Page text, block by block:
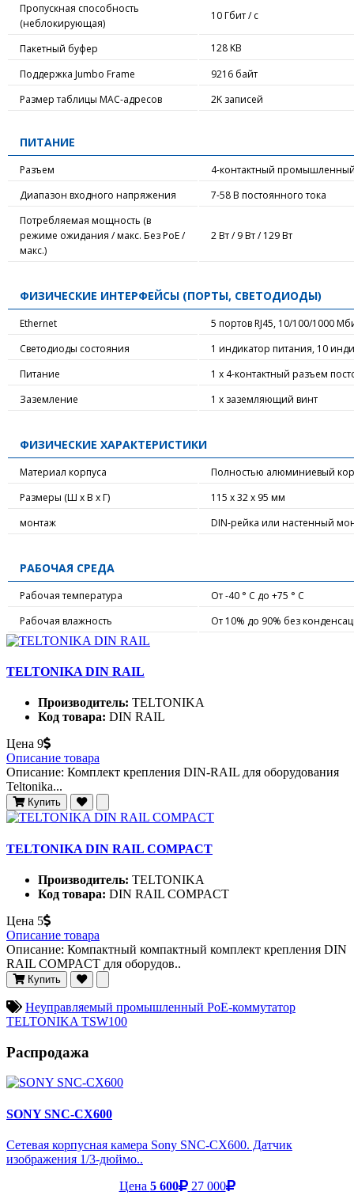
Пропускная способность
(неблокирующая)
10 Гбит / с
Пакетный буфер
128 KB
Поддержка Jumbo Frame
9216 байт
Размер таблицы MAC-адресов
2K записей
ПИТАНИЕ
Разъем
4-контактный
Диапазон входного напряжения
7-58 В постоянного тока
Потребляемая мощность (в
режиме ожидания / макс. Без PoE /
макс.)
2 Вт / 9 Вт / 129 Вт
ФИЗИЧЕСКИЕ ИНТЕРФЕЙСЫ (ПОРТЫ, СВЕТОДИОДЫ)
Ethernet
5 портов RJ45, 10/100/1000
Светодиоды состояния
1 индикатор питания, 10
Питание
1 х 4-контактный разъем
Заземление
1 х заземляющий винт
ФИЗИЧЕСКИЕ ХАРАКТЕРИСТИКИ
Материал корпуса
Полностью алюминиевый
Размеры (Ш х В х Г)
115 х 32 х 95 мм
монтаж
DIN-рейка или настенный
РАБОЧАЯ СРЕДА
Рабочая температура
От -40 ° C до +75 ° C
Рабочая влажность
От 10% до 90% без
TELTONIKA DIN RAIL
Производитель: TELTONIKA
Код товара: DIN RAIL
Цена 9
Описание товара
Описание: Комплект крепления DIN-RAIL для оборудования
Teltonika...
Купить
TELTONIKA DIN RAIL COMPACT
Производитель: TELTONIKA
Код товара: DIN RAIL COMPACT
Цена 5
Описание товара
Описание: Компактный компактный комплект крепления DIN
RAIL COMPACT для оборудов..
Купить
Неуправляемый промышленный PoE-коммутатор
TELTONIKA TSW100
Распродажа
SONY SNC-CX600
Сетевая корпусная камера Sony SNC-CX600. Датчик
изображения 1/3-дюймо..
Цена 5 600 27 000